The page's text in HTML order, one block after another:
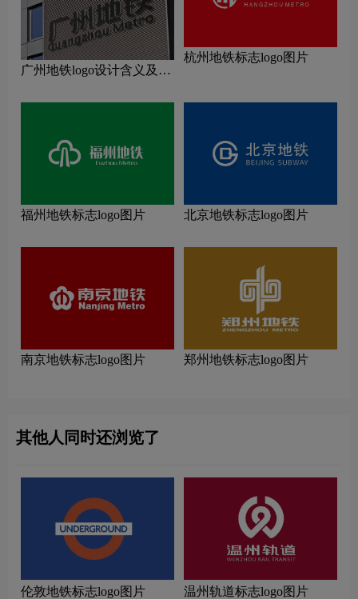
广州地铁logo设计含义及设
杭州地铁标志logo图片
福州地铁标志logo图片 北京地铁标志logo图片
南京地铁标志logo图片 郑州地铁标志logo图片
其他人同时还浏览了
伦敦地铁标志logo图片 温州轨道标志logo图片